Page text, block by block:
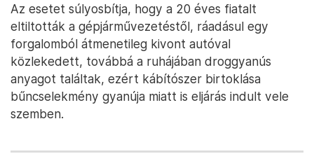
Az esetet súlyosbítja, hogy a 20 éves fiatalt
eltiltották a gépjárművezetéstől, ráadásul egy
forgalomból átmenetileg kivont autóval
közlekedett, továbbá a ruhájában droggyanús
anyagot találtak, ezért kábítószer birtoklása
bűncselekmény gyanúja miatt is eljárás indult vele
szemben.